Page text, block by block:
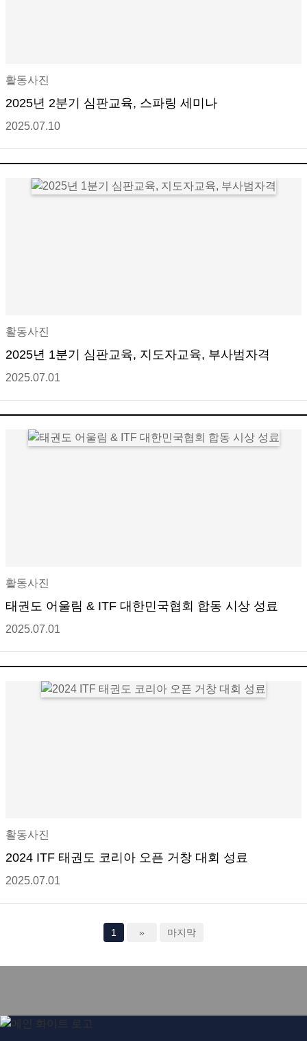
활동사진
2025년 2분기 심판교육, 스파링 세미나
2025.07.10
활동사진
2025년 1분기 심판교육, 지도자교육, 부사범자격
2025.07.01
활동사진
태권도 어울림 & ITF 대한민국협회 합동 시상 성료
2025.07.01
활동사진
2024 ITF 태권도 코리아 오픈 거창 대회 성료
2025.07.01
1 » 마지막